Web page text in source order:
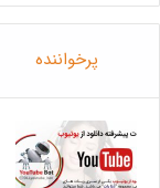
پرخواننده